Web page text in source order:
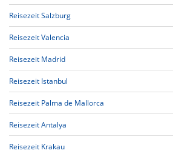
Reisezeit Salzburg
Reisezeit Valencia
Reisezeit Madrid
Reisezeit Istanbul
Reisezeit Palma de Mallorca
Reisezeit Antalya
Reisezeit Krakau